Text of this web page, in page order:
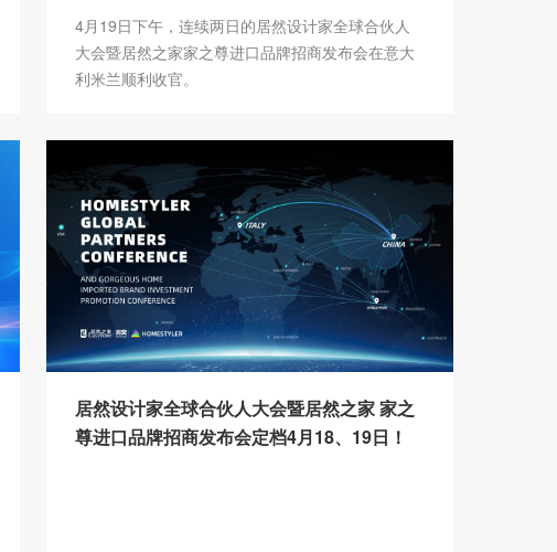
4月19日下午，连续两日的居然设计家全球合伙人
大会暨居然之家家之尊进口品牌招商发布会在意大
利米兰顺利收官。
居然设计家全球合伙人大会暨居然之家 家之
尊进口品牌招商发布会定档4月18、19日！